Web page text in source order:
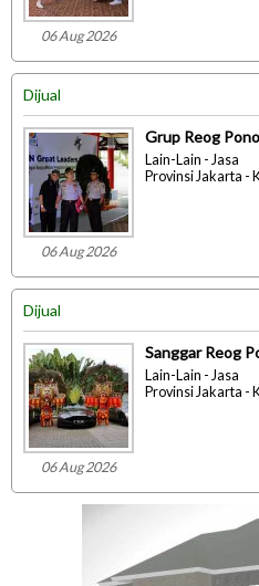
06 Aug 2026
Dijual
06 Aug 2026
Grup Reog
Lain-Lain - Jasa
Provinsi Jakarta -
Dijual
06 Aug 2026
Sanggar Reog
Lain-Lain - Jasa
Provinsi Jakarta -